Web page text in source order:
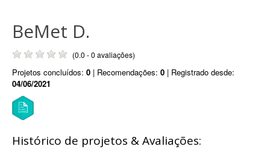
BeMet D.
(0.0 - 0 avaliações)
Projetos concluídos: 0 | Recomendações: 0 | Registrado desde:
04/06/2021
Histórico de projetos & Avaliações: